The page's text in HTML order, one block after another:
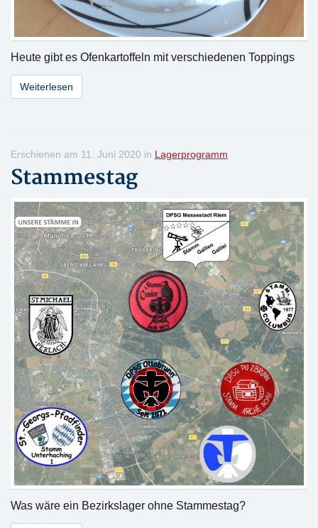
Heute gibt es Ofenkartoffeln mit verschiedenen Toppings
Weiterlesen
Erschienen am 11. Juni 2020 in Lagerprogramm
Stammestag
Was wäre ein Bezirkslager ohne Stammestag?